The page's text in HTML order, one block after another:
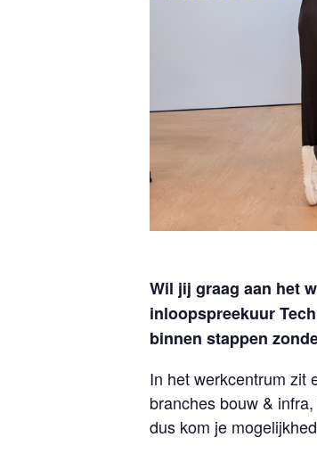
Wil jij graag aan het
inloopspreekuur
binnen stappen
In het werkcentrum zit
branches bouw &
dus kom je